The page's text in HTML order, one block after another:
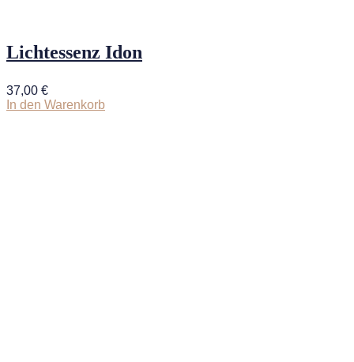
Lichtessenz Idon
37,00 €
In den Warenkorb